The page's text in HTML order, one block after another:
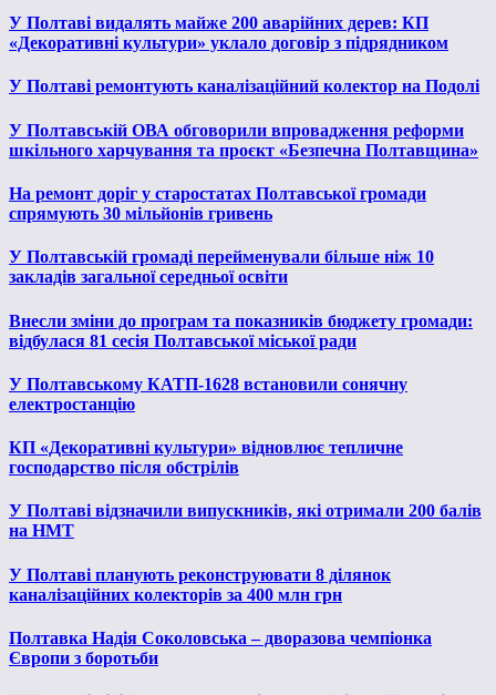
У Полтаві видалять майже 200 аварійних дерев: КП
«Декоративні культури» уклало договір з підрядником
У Полтаві ремонтують каналізаційний колектор на Подолі
У Полтавській ОВА обговорили впровадження реформи
шкільного харчування та проєкт «Безпечна Полтавщина»
На ремонт доріг у старостатах Полтавської громади
спрямують 30 мільйонів гривень
У Полтавській громаді перейменували більше ніж 10
закладів загальної середньої освіти
Внесли зміни до програм та показників бюджету громади:
відбулася 81 сесія Полтавської міської ради
У Полтавському КАТП-1628 встановили сонячну
електростанцію
КП «Декоративні культури» відновлює тепличне
господарство після обстрілів
У Полтаві відзначили випускників, які отримали 200 балів
на НМТ
У Полтаві планують реконструювати 8 ділянок
каналізаційних колекторів за 400 млн грн
Полтавка Надія Соколовська – дворазова чемпіонка
Європи з боротьби